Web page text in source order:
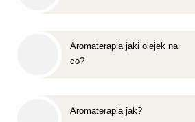
Aromaterapia jaki olejek na
co?
Aromaterapia jak?